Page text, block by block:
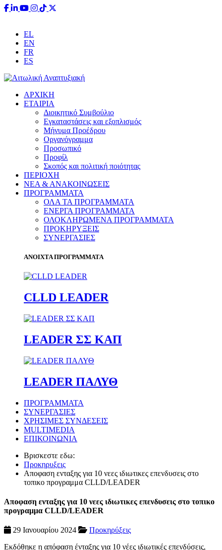
EL
EN
FR
ES
ΑΡΧΙΚΗ
ΕΤΑΙΡΙΑ
Διοικητικό Συμβούλιο
Εγκαταστάσεις και εξοπλισμός
Μήνυμα Προέδρου
Οργανόγραμμα
Προσωπικό
Προφίλ
Σκοπός και πολιτική ποιότητας
ΠΕΡΙΟΧΗ
ΝΕΑ & ΑΝΑΚΟΙΝΩΣΕΙΣ
ΠΡΟΓΡΑΜΜΑΤΑ
ΟΛΑ ΤΑ ΠΡΟΓΡΑΜΜΑΤΑ
ΕΝΕΡΓΑ ΠΡΟΓΡΑΜΜΑΤΑ
ΟΛΟΚΛΗΡΩΜΕΝΑ ΠΡΟΓΡΑΜΜΑΤΑ
ΠΡΟΚΗΡΥΞΕΙΣ
ΣΥΝΕΡΓΑΣΙΕΣ
ΑΝΟΙΧΤΑ ΠΡΟΓΡΑΜΜΑΤΑ
CLLD LEADER
LEADER ΣΣ ΚΑΠ
LEADER ΠΑΛΥΘ
ΠΡΟΓΡΑΜΜΑΤΑ
ΣΥΝΕΡΓΑΣΙΕΣ
ΧΡΗΣΙΜΕΣ ΣΥΝΔΕΣΕΙΣ
MULTIMEDIA
ΕΠΙΚΟΙΝΩΝΙΑ
Βρισκεστε εδω:
Προκηρυξεις
Αποφαση ενταξης για 10 νεες ιδιωτικες επενδυσεις στο
τοπικο προγραμμα CLLD/LEADER
Αποφαση ενταξης για 10 νεες ιδιωτικες επενδυσεις στο τοπικο
προγραμμα CLLD/LEADER
29 Ιανουαρίου 2024
Προκηρύξεις
Εκδόθηκε η απόφαση ένταξης για 10 νέες ιδιωτικές επενδύσεις,